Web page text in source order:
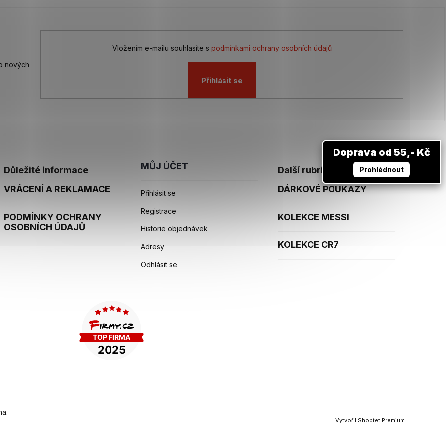
nových
Vložením e-mailu souhlasíte s podmínkami ochrany osobních údajů
Přihlásit se
Důležité informace
VRÁCENÍ A REKLAMACE
PODMÍNKY OCHRANY
OSOBNÍCH ÚDAJŮ
MŮJ ÚČET
Přihlásit se
Registrace
Historie objednávek
Adresy
Odhlásit se
Další rubriky
DÁRKOVÉ POUKAZY
KOLEKCE MESSI
KOLEKCE CR7
Vytvořil Shoptet Premium
Doprava od 55,- Kč
Prohlédnout